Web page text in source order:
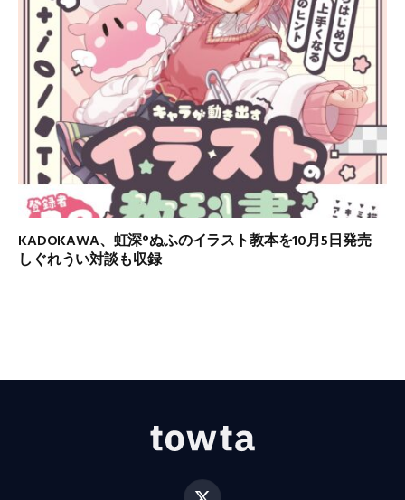
KADOKAWA、虹深°ぬふのイラスト教本を10月5日発売
しぐれうい対談も収録